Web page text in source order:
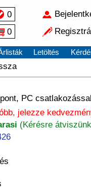
0
0
Letöltés
PC
jelezze
(Kérésre